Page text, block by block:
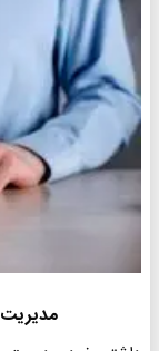
مدیریت